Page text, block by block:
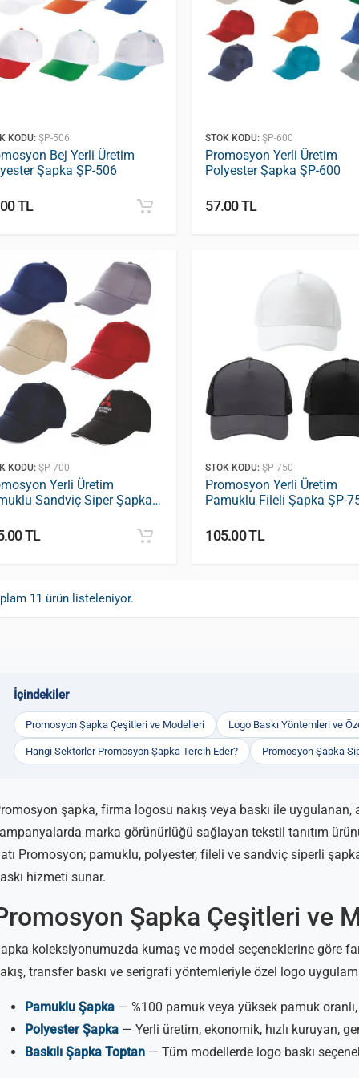
KODU: ŞP-506
Bej Yerli Üretim
Şapka ŞP-506
TL
STOK KODU: ŞP-600
Promosyon Yerli Üretim
Polyester Şapka ŞP-600
57.00 TL
KODU: ŞP-700
Yerli Üretim
Sandviç Siper Şapka
TL
STOK KODU: ŞP-750
Promosyon Yerli Üretim
Pamuklu Fileli Şapka ŞP-
105.00 TL
11 ürün listeleniyor.
İçindekiler
Promosyon Şapka Çeşitleri ve Modelleri Logo Baskı Yöntemleri ve
Hangi Sektörler Promosyon Şapka Tercih Eder? Promosyon Şapka
şapka, firma logosu nakış veya baskı ile
marka görünürlüğü sağlayan tekstil tanıtım
Promosyon; pamuklu, polyester, fileli ve sandviç siperli
hizmeti sunar.
Şapka Çeşitleri ve
koleksiyonumuzda kumaş ve model seçeneklerine göre
transfer baskı ve serigrafi yöntemleriyle özel logo
Pamuklu Şapka — %100 pamuk veya yüksek pamuk
Polyester Şapka — Yerli üretim, ekonomik, hızlı kuruyan,
Baskılı Şapka Toptan — Tüm modellerde logo baskı